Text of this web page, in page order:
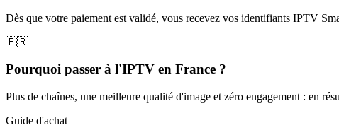
Dès que votre paiement est validé, vous recevez vos identifiants IPTV
🇫🇷
Pourquoi passer à l'IPTV en France ?
Plus de chaînes, une meilleure qualité d'image et zéro engagement : en
Guide d'achat